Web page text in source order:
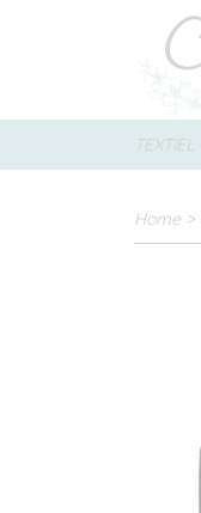
TEXTIEL
Home >